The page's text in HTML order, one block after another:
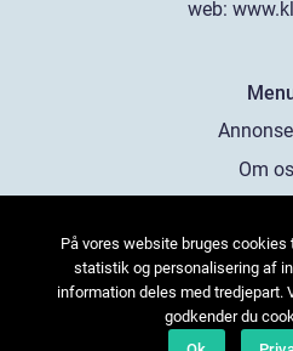
web:
Om
På vores website bruges
statistik og personalisering af
information deles med tredjepart.
godkender du